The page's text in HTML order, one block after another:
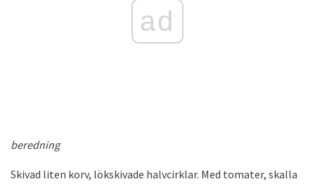
ad
beredning
Skivad liten korv, lökskivade halvcirklar. Med tomater, skalla